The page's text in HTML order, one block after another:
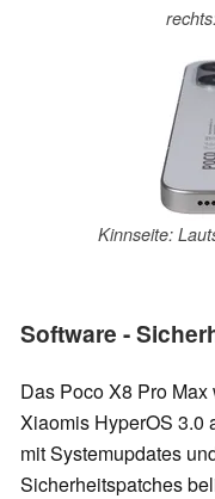
Kinnseite:
Software -
Das Poco X8 Pro
Xiaomis HyperOS 3.0
mit Systemupdates
Sicherheitspatches